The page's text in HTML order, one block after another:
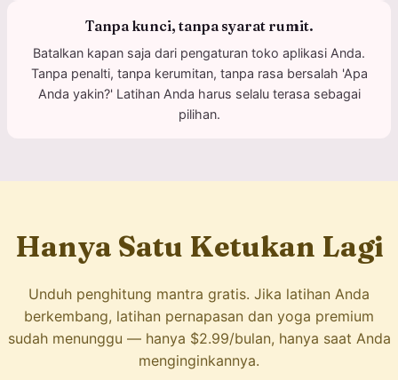
Tanpa kunci, tanpa syarat rumit.
Batalkan kapan saja dari pengaturan toko aplikasi Anda.
Tanpa penalti, tanpa kerumitan, tanpa rasa bersalah 'Apa
Anda yakin?' Latihan Anda harus selalu terasa sebagai
pilihan.
Hanya Satu Ketukan Lagi
Unduh penghitung mantra gratis. Jika latihan Anda
berkembang, latihan pernapasan dan yoga premium
sudah menunggu — hanya $2.99/bulan, hanya saat Anda
menginginkannya.